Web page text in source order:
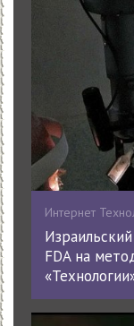
Интернет
FDA на